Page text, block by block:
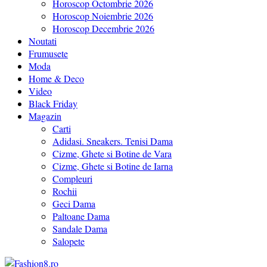
Horoscop Octombrie 2026
Horoscop Noiembrie 2026
Horoscop Decembrie 2026
Noutati
Frumusete
Moda
Home & Deco
Video
Black Friday
Magazin
Carti
Adidasi. Sneakers. Tenisi Dama
Cizme, Ghete si Botine de Vara
Cizme, Ghete si Botine de Iarna
Compleuri
Rochii
Geci Dama
Paltoane Dama
Sandale Dama
Salopete